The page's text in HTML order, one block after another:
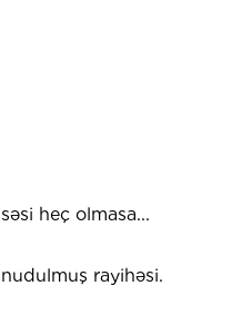
heç olmasa...
rayihəsi.